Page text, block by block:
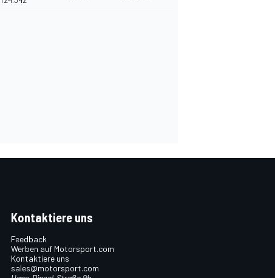
Kontaktiere uns
Feedback
Werben auf Motorsport.com
Kontaktiere uns
sales@motorsport.com